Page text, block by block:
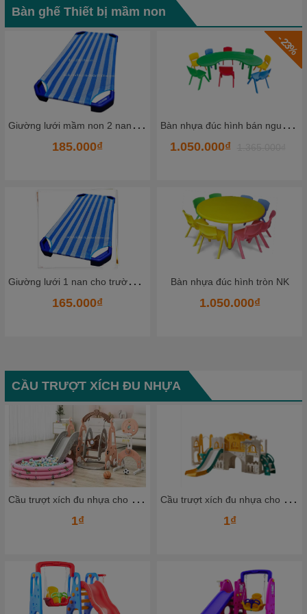
Bàn ghế Thiết bị mầm non
B
àn nhựa đúc hình bán nguyệt NK
1.050.000₫ 1.365.000₫
Bàn nhựa đúc hình tròn NK
1.050.000₫
Bàn nhựa đúc hình vuông NK
645.000₫
G
hế nhựa đúc nhập khẩu màu tím
79.000₫
CẦU TRƯỢT XÍCH ĐU NHỰA
C
ầu trượt xích đu nhựa cho bé CTXDN09_ Dochoikinhbac
1₫
C
ầu trượt xích đu nhựa cho bé CTXDN07_ Dochoikinhbac
1₫